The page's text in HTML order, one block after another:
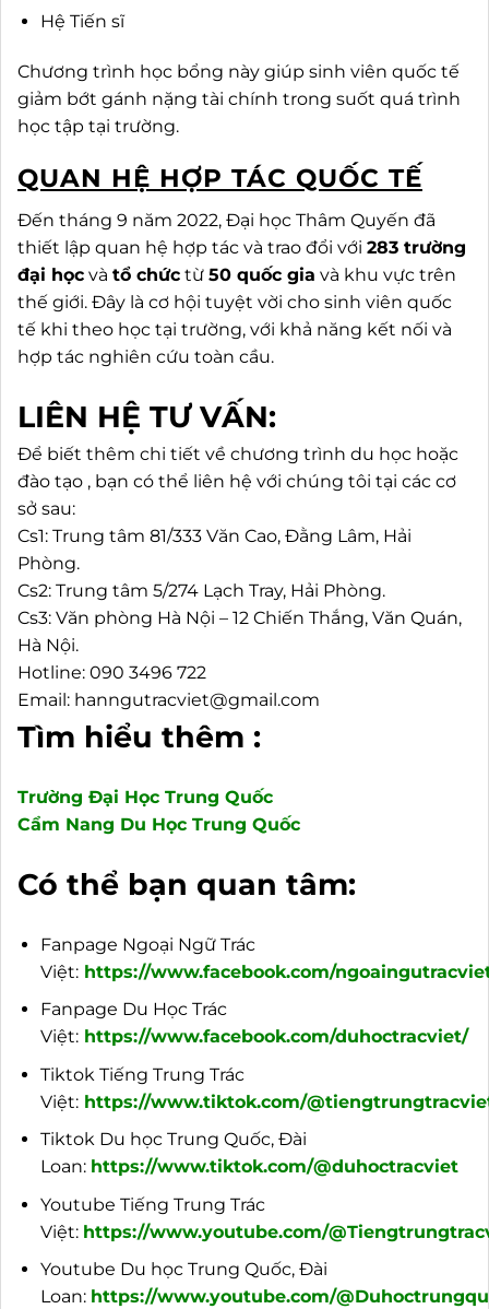
Hệ Tiến sĩ
Chương trình học bổng này giúp sinh viên quốc tế
giảm bớt gánh nặng tài chính trong suốt quá trình
học tập tại trường.
QUAN HỆ HỢP TÁC QUỐC TẾ
Đến tháng 9 năm 2022, Đại học Thâm Quyến đã
thiết lập quan hệ hợp tác và trao đổi với 283 trường
đại học và tổ chức từ 50 quốc gia và khu vực trên
thế giới. Đây là cơ hội tuyệt vời cho sinh viên quốc
tế khi theo học tại trường, với khả năng kết nối và
hợp tác nghiên cứu toàn cầu.
LIÊN HỆ TƯ VẤN:
Để biết thêm chi tiết về chương trình du học hoặc
đào tạo , bạn có thể liên hệ với chúng tôi tại các cơ
sở sau:
Cs1: Trung tâm 81/333 Văn Cao, Đằng Lâm, Hải
Phòng.
Cs2: Trung tâm 5/274 Lạch Tray, Hải Phòng.
Cs3: Văn phòng Hà Nội – 12 Chiến Thắng, Văn Quán,
Hà Nội.
Hotline: 090 3496 722
Email: hanngutracviet@gmail.com
Tìm hiểu thêm :
Trường Đại Học Trung Quốc
Cẩm Nang Du Học Trung Quốc
Có thể bạn quan tâm:
Fanpage Ngoại Ngữ Trác
Việt: https://www.facebook.com/
Fanpage Du Học Trác
Việt:https://www.facebook.com/duhoctracviet/
Tiktok Tiếng Trung Trác
Việt: https://www.tiktok.com/
Tiktok Du học Trung Quốc, Đài
Loan: https://www.tiktok.com/@duhoctracviet
Youtube Tiếng Trung Trác
Việt: https://www.youtube.com/
Youtube Du học Trung Quốc, Đài
Loan: https://www.youtube.com/